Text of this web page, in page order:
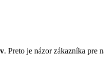
. Preto je názor zákazníka pre